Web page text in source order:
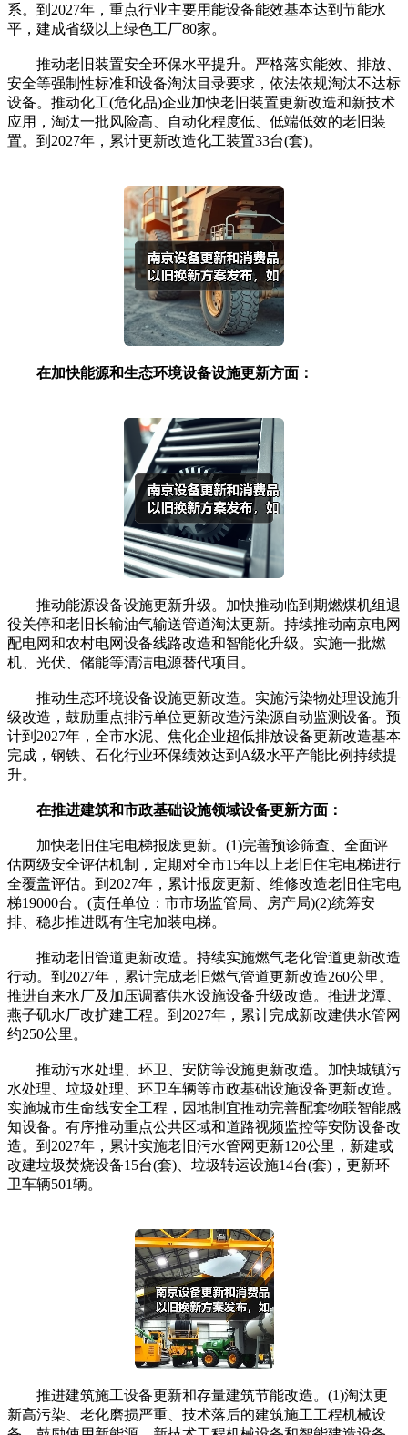
系。到2027年，重点行业主要用能设备能效基本达到节能水
平，建成省级以上绿色工厂80家。
推动老旧装置安全环保水平提升。严格落实能效、排放、
安全等强制性标准和设备淘汰目录要求，依法依规淘汰不达标
设备。推动化工(危化品)企业加快老旧装置更新改造和新技术
应用，淘汰一批风险高、自动化程度低、低端低效的老旧装
置。到2027年，累计更新改造化工装置33台(套)。
在加快能源和生态环境设备设施更新方面：
推动能源设备设施更新升级。加快推动临到期燃煤机组退
役关停和老旧长输油气输送管道淘汰更新。持续推动南京电网
配电网和农村电网设备线路改造和智能化升级。实施一批燃
机、光伏、储能等清洁电源替代项目。
推动生态环境设备设施更新改造。实施污染物处理设施升
级改造，鼓励重点排污单位更新改造污染源自动监测设备。预
计到2027年，全市水泥、焦化企业超低排放设备更新改造基本
完成，钢铁、石化行业环保绩效达到A级水平产能比例持续提
升。
在推进建筑和市政基础设施领域设备更新方面：
加快老旧住宅电梯报废更新。(1)完善预诊筛查、全面评
估两级安全评估机制，定期对全市15年以上老旧住宅电梯进行
全覆盖评估。到2027年，累计报废更新、维修改造老旧住宅电
梯19000台。(责任单位：市市场监管局、房产局)(2)统筹安
排、稳步推进既有住宅加装电梯。
推动老旧管道更新改造。持续实施燃气老化管道更新改造
行动。到2027年，累计完成老旧燃气管道更新改造260公里。
推进自来水厂及加压调蓄供水设施设备升级改造。推进龙潭、
燕子矶水厂改扩建工程。到2027年，累计完成新改建供水管网
约250公里。
推动污水处理、环卫、安防等设施更新改造。加快城镇污
水处理、垃圾处理、环卫车辆等市政基础设施设备更新改造。
实施城市生命线安全工程，因地制宜推动完善配套物联智能感
知设备。有序推动重点公共区域和道路视频监控等安防设备改
造。到2027年，累计实施老旧污水管网更新120公里，新建或
改建垃圾焚烧设备15台(套)、垃圾转运设施14台(套)，更新环
卫车辆501辆。
推进建筑施工设备更新和存量建筑节能改造。(1)淘汰更
新高污染、老化磨损严重、技术落后的建筑施工工程机械设